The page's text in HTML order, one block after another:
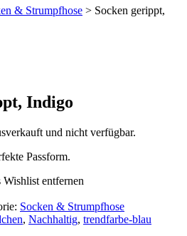
& Strumpfhose > Socken gerippt,
Indigo
und nicht verfügbar.
Passform.
Wishlist entfernen
Socken & Strumpfhose
, Nachhaltig, trendfarbe-blau